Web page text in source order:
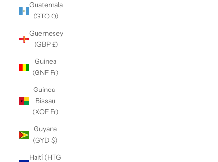
Guatemala
(GTQ Q)
Guernesey
(GBP £)
Guinea
(GNF Fr)
Guinea-
Bissau
(XOF Fr)
Guyana
(GYD $)
Haití (HTG